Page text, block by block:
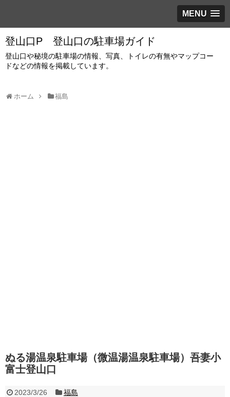
MENU
登山口P 登山口の駐車場ガイド
登山口や秘境の駐車場の情報、写真、トイレの有無やマップコー
ドなどの情報を掲載しています。
ホーム 福島
ぬる湯温泉駐車場（微温湯温泉駐車場）吾妻小
富士登山口
2023/3/26 福島